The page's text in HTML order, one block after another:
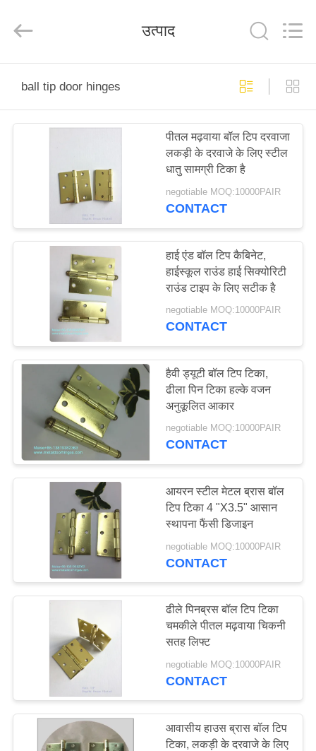
उत्पादों
बारे
कारखाना
गुणवत्ता
नियंत्रण
संपर्क
करें
साइटमैप
PRIVACY
Hardware
Factory.
Reserved.
उत्पाद
ball tip door hinges
पीतल मढ़वाया बॉल टिप दरवाजा
लकड़ी के दरवाजे के लिए स्टील
धातु सामग्री टिका है
negotiable MOQ:10000PAIR
CONTACT
हाई एंड बॉल टिप कैबिनेट,
हाईस्कूल राउंड हाई सिक्योरिटी
राउंड टाइप के लिए सटीक है
negotiable MOQ:10000PAIR
CONTACT
हैवी ड्यूटी बॉल टिप टिका,
ढीला पिन टिका हल्के वजन
अनुकूलित आकार
negotiable MOQ:10000PAIR
CONTACT
आयरन स्टील मेटल ब्रास बॉल
टिप टिका 4 "X3.5" आसान
स्थापना फैंसी डिजाइन
negotiable MOQ:10000PAIR
CONTACT
ढीले पिनब्रस बॉल टिप टिका
चमकीले पीतल मढ़वाया चिकनी
सतह लिफ्ट
negotiable MOQ:10000PAIR
CONTACT
आवासीय हाउस ब्रास बॉल टिप
टिका, लकड़ी के दरवाजे के लिए